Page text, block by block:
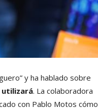
y ha hablado sobre
utilizará. La colaboradora
con Pablo Motos cómo